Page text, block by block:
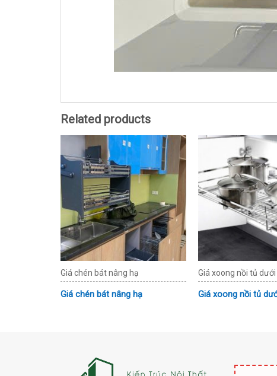
Related products
Giá chén bát nâng hạ
Giá chén bát nâng hạ
Giá xoong nồi tủ dưới
Giá xoong nồi tủ